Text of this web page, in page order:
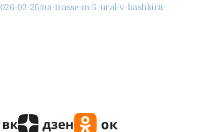
02-26/na-trasse-m-5-ural-v-bashkirii-